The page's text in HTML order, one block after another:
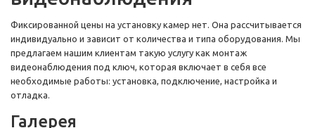
Фиксированной цены на установку камер нет. Она рассчитывается
индивидуально и зависит от количества и типа оборудования. Мы
предлагаем нашим клиентам такую услугу как монтаж
видеонаблюдения под ключ, которая включает в себя все
необходимые работы: установка, подключение, настройка и
отладка.
Галерея